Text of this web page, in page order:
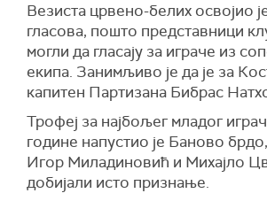
Везиста црвено-белих освојио
гласова, пошто представници
могли да гласају за играче из
екипа. Занимљиво је да је за
капитен Партизана Бибрас
Трофеј за најбољег младог
године напустио је Баново
Игор Миладиновић и Михајло
добијали исто признање.